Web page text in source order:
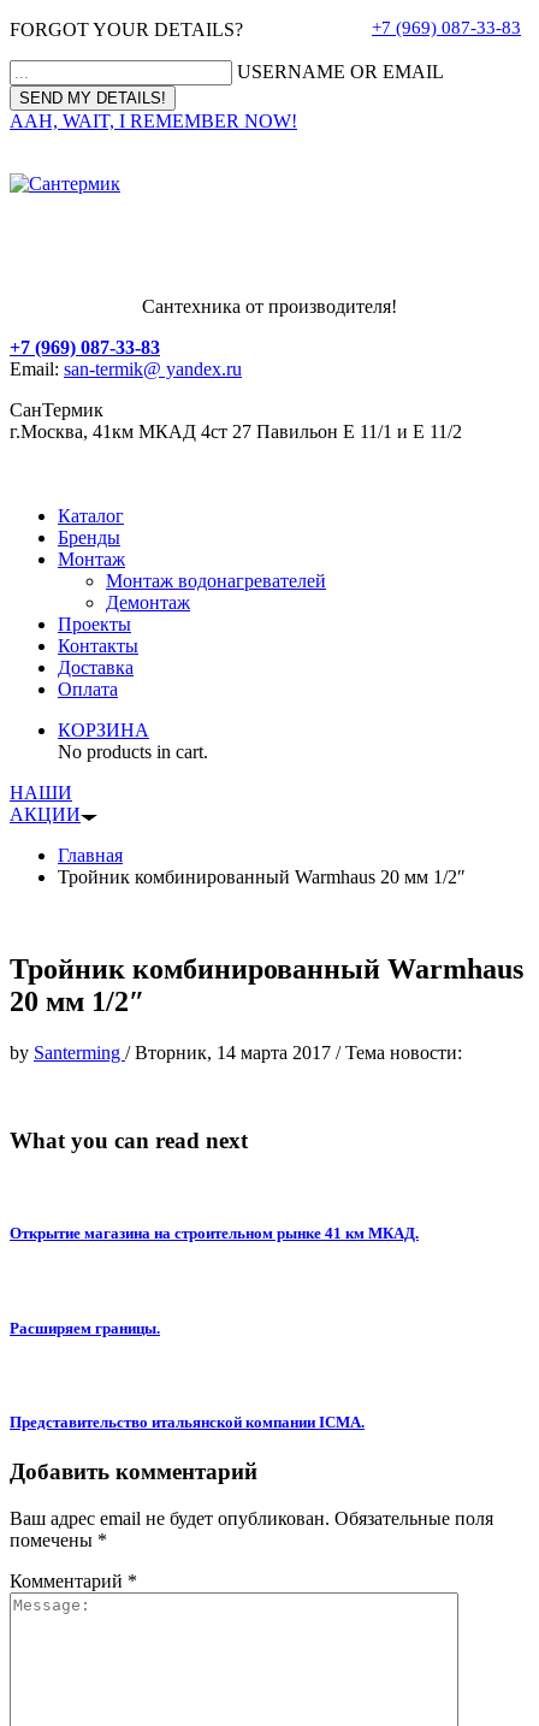
FORGOT YOUR DETAILS?
USERNAME OR EMAIL
AAH, WAIT, I REMEMBER NOW!
+7 (969) 087-33-83
Сантехника от производителя!
+7 (969) 087-33-83
Email: san-termik@ yandex.ru
СанТермик
г.Москва, 41км МКАД 4ст 27 Павильон Е 11/1 и Е 11/2
Каталог
Бренды
Монтаж
Монтаж водонагревателей
Демонтаж
Проекты
Контакты
Доставка
Оплата
КОРЗИНА
No products in cart.
НАШИ
АКЦИИ
Главная
Тройник комбинированный Warmhaus 20 мм 1/2″
Тройник комбинированный Warmhaus
20 мм 1/2″
by Santerming /Вторник, 14 марта 2017 /Тема новости:
What you can read next
Открытие магазина на строительном рынке 41 км МКАД.
Расширяем границы.
Представительство итальянской компании ICMA.
Добавить комментарий
Ваш адрес email не будет опубликован. Обязательные поля
помечены *
Комментарий *